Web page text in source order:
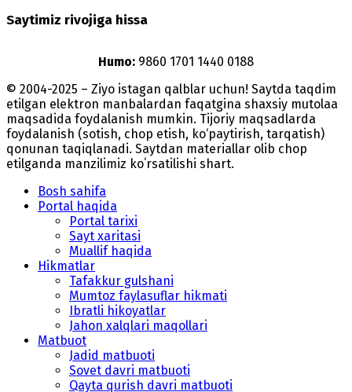
Saytimiz rivojiga hissa
Humo: 9860 1701 1440 0188
© 2004-2025 – Ziyo istagan qalblar uchun! Saytda taqdim
etilgan elektron manbalardan faqatgina shaxsiy mutolaa
maqsadida foydalanish mumkin. Tijoriy maqsadlarda
foydalanish (sotish, chop etish, ko‘paytirish, tarqatish)
qonunan taqiqlanadi. Saytdan materiallar olib chop
etilganda manzilimiz koʻrsatilishi shart.
Bosh sahifa
Portal haqida
Portal tarixi
Sayt xaritasi
Muallif haqida
Hikmatlar
Tafakkur gulshani
Mumtoz faylasuflar hikmati
Ibratli hikoyatlar
Jahon xalqlari maqollari
Matbuot
Jadid matbuoti
Sovet davri matbuoti
Qayta qurish davri matbuoti